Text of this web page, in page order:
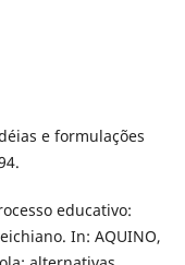
e formulações
educativo:
In: AQUINO,